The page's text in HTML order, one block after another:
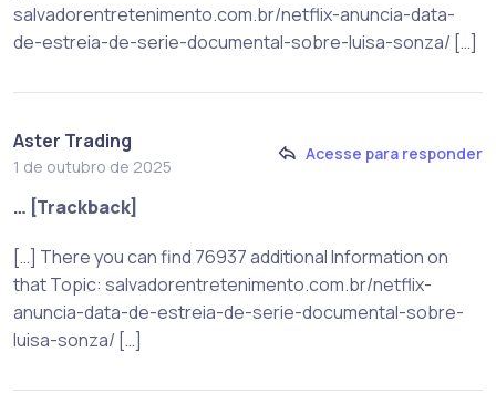
salvadorentretenimento.com.br/netflix-anuncia-data-
de-estreia-de-serie-documental-sobre-luisa-sonza/ […]
Aster Trading
1 de outubro de 2025
Acesse para responder
… [Trackback]
[…] There you can find 76937 additional Information on
that Topic: salvadorentretenimento.com.br/netflix-
anuncia-data-de-estreia-de-serie-documental-sobre-
luisa-sonza/ […]